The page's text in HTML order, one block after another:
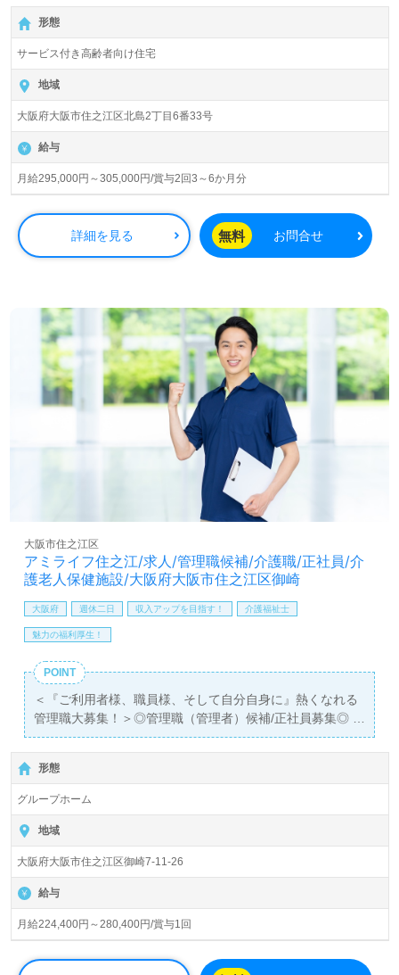
方も遠慮なく＊
LINE、メール、お電話などご希望に応じてお問い合わせ/ご
相談可能です。転職相談、求人紹介、年収交渉など完全無
料サービスをご利用いただけます。＜非公開求人も取扱い
せお待ちしております。
【月給295,000円～305,000円/賞与2回】＊国家資格介護福
祉士有資格者向け求人＊『住之江公園駅』徒歩4分。
入居定員44名（40室/全室個室）『フィオレ・シニアレジ
デンス住之江』株式会社フルライフケア（本社：大阪府大
阪市）様の運営です。大阪府、兵庫県、京都府、奈良県に
訪問介護事業所、居宅介護支援、有料老人ホーム、サービ
ス付き高齢者向け住宅、障がい者支援、福祉用具貸与・販
売事業等を展開されています。
◎あなたの毎日を正当に評価！3年ごとの勤続功労金制度
（福利厚生）も働くあなたのモチベーションに！◎
看護助手や介護職経験をベースに、サービス提供責任者経
験のある方はもちろん、これからサービス提供責任者を目
の方もすぐに馴染んでいただける環境面、働きやすさもう
れしいポイント！サービス付き高齢者向け住宅のサービス
提供責任者として、介護計画の作成、ご利用者様/ご家族様
との面談、ケアマネジャーとの調整、介護職員サポート業
務全般をお願いします。『ご利用者様、ご家族様のお役に
立ちたい』日勤正社員でワーククライフバランスを充実さ
せたい』『転職でキャリアチェンジを実現したい、施設形
態や環境を変えて働きたい』等の方も大歓迎です！募集詳
細等、担当コンサルタントよりご案内します。お問い合わ
全国の求人ご紹介！医療/福祉業界の正社員/パート求人探
方も遠慮なく＊
LINE、メール、お電話などご希望に応じてお問い合わせ/ご
相談可能です。転職相談、求人紹介、年収交渉など完全無
料サービスをご利用いただけます。＜非公開求人も取扱い
あり！＞"転職支援"のプロと一緒に転職活動！お問い合わ
せお待ちしております。
形態
サービス付き高齢者向け住宅
地域
大阪府大阪市住之江区北島2丁目6番33号
給与
月給295,000円～305,000円/賞与2回3～6か月分
詳細を見る 無料 お問合せ
アミライフ住之江/求人/管理職候補/介護職/正社員/介
護老人保健施設/大阪府大阪市住之江区御崎
大阪市住之江区
大阪府 週休二日 収入アップを目指す！ 介護福祉士
魅力の福利厚生！
POINT
＜『ご利用者様、職員様、そして自分自身に』熱くなれる
管理職大募集！＞◎管理職（管理者）候補/正社員募集◎
【月給224,400円～280,400円/賞与1回】＊国家資格介護福
祉士有資格者向け求人＊『住ノ江駅』徒歩8分。
入居定員18名（9名×2ユニット）『アミライフ住之江』ア
ミコ株式会社（本社：大阪府大阪市）様の運営です。大阪
市、堺市を中心にグループホーム、デイサービス、訪問看
護/介護、小規模多機能型居宅介護、ショートステイ、居宅
介護支援、福祉用具貸与事業を展開されています。
るポジション！あなたのバイタリティーが事業所様の笑顔
を支えます！◎
看護助手や介護職経験をベースに何らかの管理職経験（年
形態
グループホーム
地域
大阪府大阪市住之江区御崎7-11-26
給与
月給224,400円～280,400円/賞与1回